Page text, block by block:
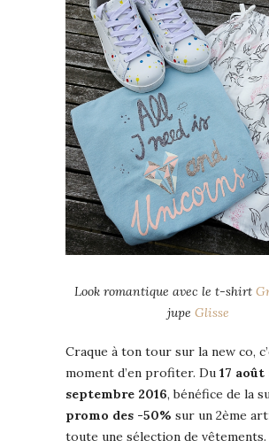
Look romantique avec le t-shirt
jupe Glisse
Craque à ton tour sur la new co,
moment d’en profiter. Du 17 août
septembre 2016, bénéfice de la
promo des -50% sur un 2ème
toute une sélection de vêtements.